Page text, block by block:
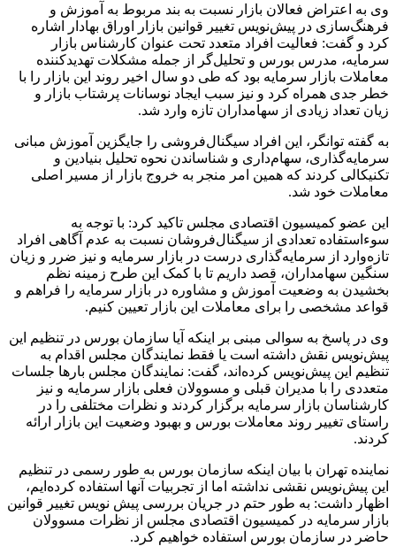
وی به اعتراض فعالان بازار نسبت به بند مربوط به آموزش و
فرهنگ‌سازی در پیش‌نویس تغییر قوانین بازار اوراق بهادار اشاره
کرد و گفت: فعالیت افراد متعدد تحت عنوان کارشناس بازار
سرمایه، مدرس بورس و تحلیل‌گر از جمله مشکلات تهدیدکننده
معاملات بازار سرمایه بود که طی دو سال اخیر روند این بازار را با
خطر جدی همراه کرد و نیز سبب ایجاد نوسانات پرشتاب بازار و
زیان تعداد زیادی از سهامداران تازه وارد شد.
به گفته توانگر، این افراد سیگنال‌فروشی را جایگزین آموزش مبانی
سرمایه‌گذاری، سهام‌داری و شناساندن نحوه تحلیل بنیادین و
تکنیکالی کردند که همین امر منجر به خروج بازار از مسیر اصلی
معاملات خود شد.
این عضو کمیسیون اقتصادی مجلس تاکید کرد: با توجه به
سوءاستفاده تعدادی از سیگنال‌فروشان نسبت به عدم آگاهی افراد
تازه‌وارد از سرمایه‌گذاری درست در بازار سرمایه و نیز ضرر و زیان
سنگین سهامداران، قصد داریم تا با کمک این طرح زمینه نظم
بخشیدن به وضعیت آموزش و مشاوره در بازار سرمایه را فراهم و
قواعد مشخصی را برای معاملات این بازار تعیین کنیم.
وی در پاسخ به سوالی مبنی بر اینکه آیا سازمان بورس در تنظیم این
پیش‌نویس نقش داشته است یا فقط نمایندگان مجلس اقدام به
تنظیم این پیش‌نویس کرده‌اند، گفت: نمایندگان مجلس بارها جلسات
متعددی را با مدیران قبلی و مسوولان فعلی بازار سرمایه و نیز
کارشناسان بازار سرمایه برگزار کردند و نظرات مختلفی را در
راستای تغییر روند معاملات بورس و بهبود وضعیت این بازار ارائه
کردند.
نماینده تهران با بیان اینکه سازمان بورس به طور رسمی در تنظیم
این پیش‌نویس نقشی نداشته اما از تجربیات آنها استفاده کرده‌ایم،
اظهار داشت: به طور حتم در جریان بررسی پیش نویس تغییر قوانین
بازار سرمایه در کمیسیون اقتصادی مجلس از نظرات مسوولان
حاضر در سازمان بورس استفاده خواهیم کرد.